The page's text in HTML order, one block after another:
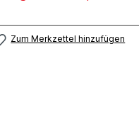
Zum Merkzettel hinzufügen